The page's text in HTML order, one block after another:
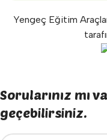
Yengeç Eğitim
Sorularınız mı
geçebilirsiniz.